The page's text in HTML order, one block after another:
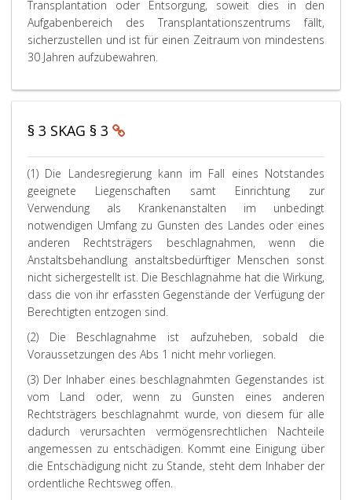
e
V
e
r
ü
g
a
e
a
c
h
ä
r
t
l
c
h
e
r
A
k
u
t
e
n
z
k
ö
n
n
e
n
a
m
b
a
n
e
B
e
t
r
e
t
r
d
d
z
i
i
s
c
n
d
e
r
ä
e
n
:
A
b
s
z
e
g
e
r
i
c
e
t
A
n
a
n
d
e
e
n
i
t
c
d
e
n
K
r
i
r
n
g
e
m
ä
ß
t
e
e
n
n
i
s
a
t
i
o
n
s
i
n
e
i
t
e
n
s
i
Transplantation oder Entsorgung, soweit dies in den
Aufgabenbereich des Transplantationszentrums fällt,
sicherzustellen und ist für einen Zeitraum von mindestens
30 Jahren aufzubewahren.
§ 3 SKAG § 3
(1) Die Landesregierung kann im Fall eines Notstandes
geeignete Liegenschaften samt Einrichtung zur
Verwendung als Krankenanstalten im unbedingt
notwendigen Umfang zu Gunsten des Landes oder eines
anderen Rechtsträgers beschlagnahmen, wenn die
Anstaltsbehandlung anstaltsbedürftiger Menschen sonst
nicht sichergestellt ist. Die Beschlagnahme hat die Wirkung,
dass die von ihr erfassten Gegenstände der Verfügung der
Berechtigten entzogen sind.
(2) Die Beschlagnahme ist aufzuheben, sobald die
Voraussetzungen des Abs 1 nicht mehr vorliegen.
(3) Der Inhaber eines beschlagnahmten Gegenstandes ist
vom Land oder, wenn zu Gunsten eines anderen
Rechtsträgers beschlagnahmt wurde, von diesem für alle
dadurch verursachten vermögensrechtlichen Nachteile
angemessen zu entschädigen. Kommt eine Einigung über
die Entschädigung nicht zu Stande, steht dem Inhaber der
ordentliche Rechtsweg offen.